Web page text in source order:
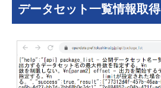
データセット一覧情報取得